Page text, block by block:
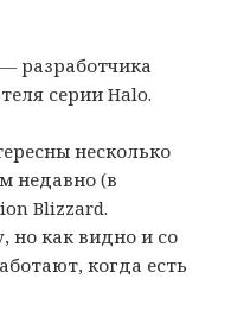
разработчика
серии Halo.
несколько
недавно (в
Blizzard.
но как видно и со
когда есть